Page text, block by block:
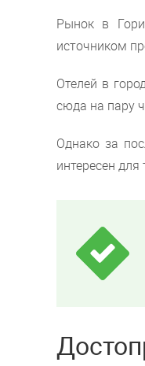
Рынок в
источником
Отелей в
сюда на пару
Однако за
интересен